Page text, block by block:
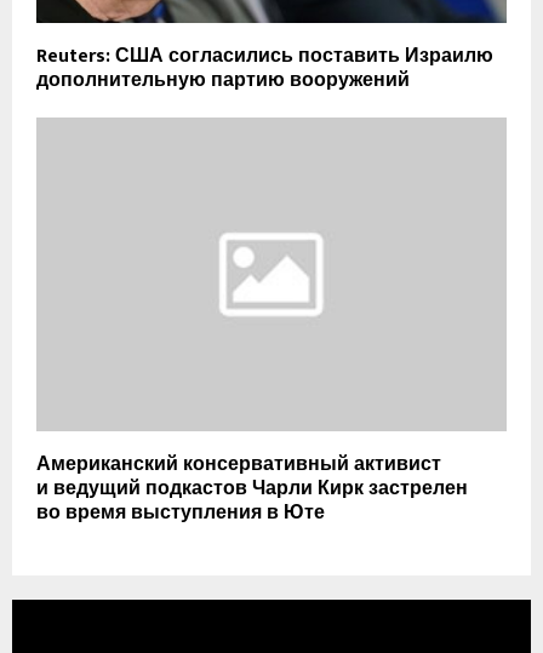
Reuters: США согласились поставить Израилю
дополнительную партию вооружений
Американский консервативный активист
и ведущий подкастов Чарли Кирк застрелен
во время выступления в Юте